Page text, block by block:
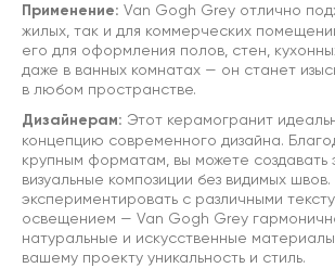
Применение: Van Gogh Grey отлично
жилых, так и для коммерческих
его для оформления полов, стен,
даже в ванных комнатах — он станет
в любом пространстве.
Дизайнерам: Этот керамогранит
концепцию современного дизайна.
крупным форматам, вы можете
визуальные композиции без видимых
экспериментировать с различными
освещением — Van Gogh Grey
натуральные и искусственные
вашему проекту уникальность и стиль.